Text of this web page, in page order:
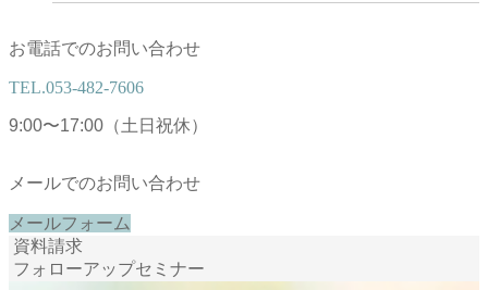
お電話でのお問い合わせ
TEL.053-482-7606
9:00〜17:00（土日祝休）
メールでのお問い合わせ
メールフォーム
資料請求
フォローアップセミナー